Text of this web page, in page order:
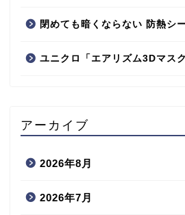
閉めても暗くならない 防熱シ
ユニクロ「エアリズム3Dマス
アーカイブ
2026年8月
2026年7月